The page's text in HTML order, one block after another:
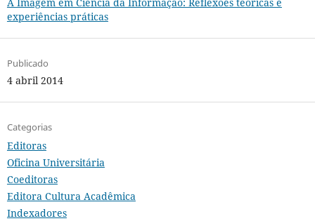
experiências práticas
Publicado
4 abril 2014
Categorias
Editoras
Oficina Universitária
Coeditoras
Editora Cultura Acadêmica
Indexadores